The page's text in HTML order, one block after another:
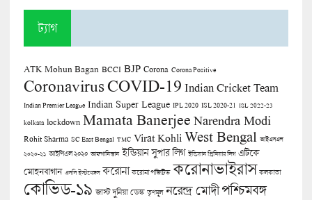
ট্যাগ
ATK Mohun Bagan BCCI BJP Corona Corona Positive
CoronavirusCOVID-19 Indian Cricket Team
Indian Premier League Indian Super League IPL 2020 ISL 2020-21 ISL 2022-23
kolkata lockdown Mamata Banerjee Narendra Modi
Rohit Sharma SC East Bengal TMC Virat Kohli West Bengal আইএসএল
২০২০-২১ আইপিএল ২০২০ আফগানিস্তান ইন্ডিয়ান সুপার লিগ ইন্ডিয়ান প্রিমিয়ার লিগ এটিকে
মোহনবাগান এসসি ইস্টবেঙ্গল করোনা করোনা পজিটিভ করোনাভাইরাস কলকাতা
কোভিড-১৯ জাস্ট দুনিয়া ডেস্ক তৃণমূল নরেন্দ্র মোদী পশ্চিমবঙ্গ